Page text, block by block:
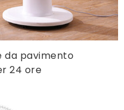
da pavimento
24 ore